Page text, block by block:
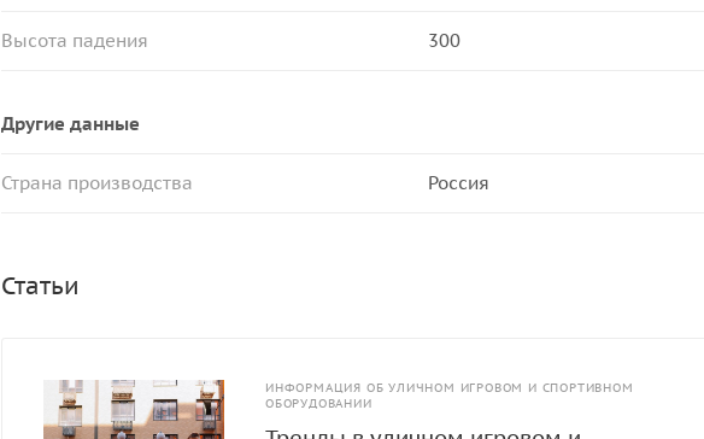
Высота падения 300
Другие данные
Страна производства Россия
Статьи
ИНФОРМАЦИЯ ОБ УЛИЧНОМ ИГРОВОМ И СПОРТИВНОМ
ОБОРУДОВАНИИ